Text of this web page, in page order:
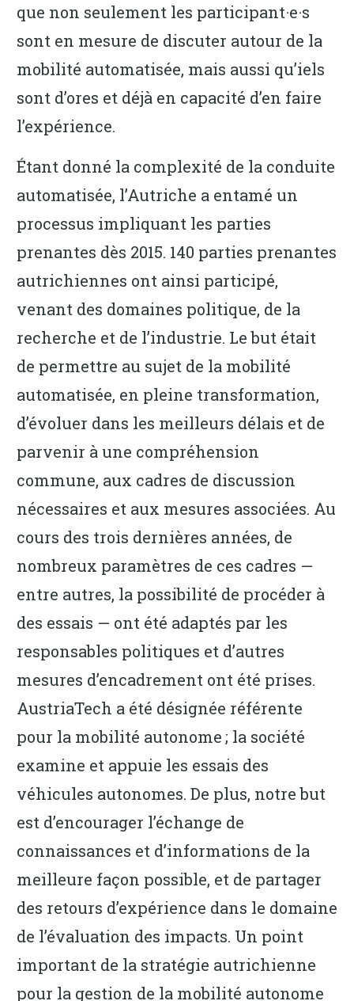
que non seulement les participant·e·s
sont en mesure de discuter autour de la
mobilité automatisée, mais aussi qu’iels
sont d’ores et déjà en capacité d’en faire
l’expérience.
Étant donné la complexité de la conduite
automatisée, l’Autriche a entamé un
processus impliquant les parties
prenantes dès 2015. 140 parties prenantes
autrichiennes ont ainsi participé,
venant des domaines politique, de la
recherche et de l’industrie. Le but était
de permettre au sujet de la mobilité
automatisée, en pleine transformation,
d’évoluer dans les meilleurs délais et de
parvenir à une compréhension
commune, aux cadres de discussion
nécessaires et aux mesures associées. Au
cours des trois dernières années, de
nombreux paramètres de ces cadres —
entre autres, la possibilité de procéder à
des essais — ont été adaptés par les
responsables politiques et d’autres
mesures d’encadrement ont été prises.
AustriaTech a été désignée référente
pour la mobilité autonome ; la société
examine et appuie les essais des
véhicules autonomes. De plus, notre but
est d’encourager l’échange de
connaissances et d’informations de la
meilleure façon possible, et de partager
des retours d’expérience dans le domaine
de l’évaluation des impacts. Un point
important de la stratégie autrichienne
pour la gestion de la mobilité autonome